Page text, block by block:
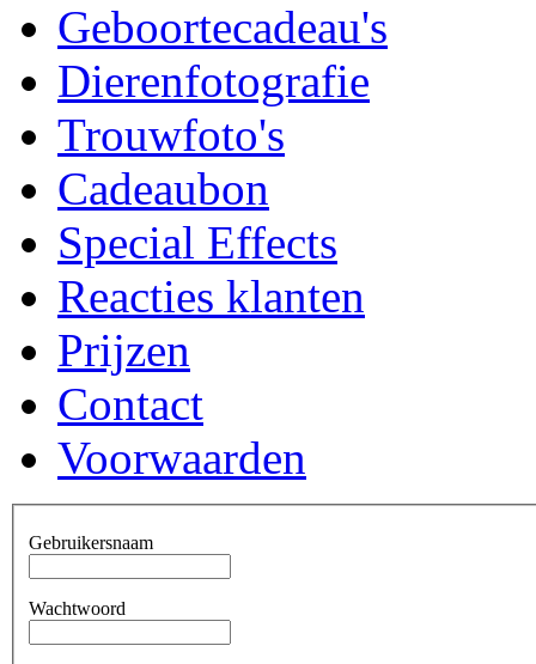
Geboortecadeau's
Dierenfotografie
Trouwfoto's
Cadeaubon
Special Effects
Reacties klanten
Prijzen
Contact
Voorwaarden
Gebruikersnaam
Wachtwoord